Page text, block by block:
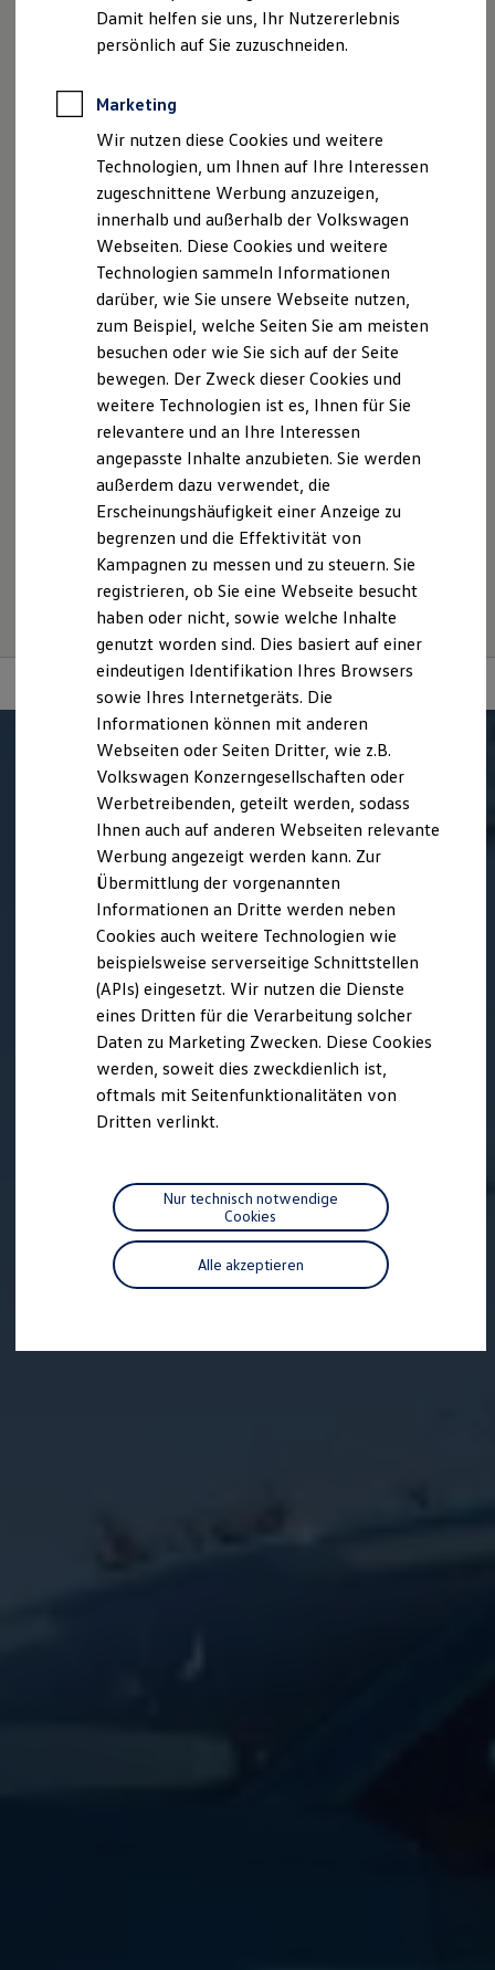
ID. EVERY1
Reichweite
Rekuperation
Laden unterwegs
Laden Zuhause
Ladestationen finden
Ladezeitensimulator
Batterie
Sicherheit
Nachhaltigkeit
Technologie
Kosten und Kauf
Verbrauchskosten
Kaufoptionen
E-Auto-Förderung
Software und Konnektivität
Die ID. Software 6
ID. Software Versionen und Updates
Digitale Extras
Schnittstellen zu Ihrem ID.
Marke und Erlebnis
Volkswagen R und R Experience
R-Modelle
R Experience
Driving Experience
Volkswagen entdecken
Werkbesichtigung
Lifestyle Shop
T-Roc Kollektion
Golf Kollektion
Volkswagen Kollektion
R-Kollektion
GTI Kollektion
Fußball Drop
we drive football
#wedriveproud
Besitzer und Service
myVolkswagen
Software Updates
Service und Ersatzteile
Inspektion und HU/AU
Reparaturen und Checks
Motorenöl und Flüssigkeiten
Räder und Reifen
Pannen- und Unfallhilfe
Economy Service
Volkswagen Teile
Zubehör
Modellspezifisches Zubehör
Individualisieren
Wallbox und Ladekabel
Digitale Extras
Dienste für Ihr Modell finden
Volkswagen Apps, Login und Shop
Handy und Fahrzeug verbinden
Vorgängermodelle
Datenschutzerklärungen
Cookie-Richtlinie
Lizenzhinweise Dritter
Produktsicherheitsinformationen
Disclaimer von Volkswagen AG
Die in dieser Darstellung gezeigten Fahrzeuge und
Ausstattungen können in einzelnen Details vom aktuellen
deutschen Lieferprogramm abweichen. Abgebildet sind
teilweise Sonderausstattungen der Fahrzeuge gegen
Mehrpreis.
Bitte beachten Sie auch unseren Konfigurator für eine
Übersicht der aktuell verfügbaren Modelle und Ausstattungen.
Die angegebenen Verbrauchs- und Emissionswerte beziehen
sich nicht auf ein einzelnes Fahrzeug und sind nicht Bestandteil
des Angebots, sondern dienen allein Vergleichszwecken
zwischen den verschiedenen Fahrzeugtypen.
Zusatzausstattungen und Zubehör(Anbauteile, Reifenformat
usw.) können relevante Fahrzeugparameter, wie
Rollwiderstand und Aerodynamik verändern und neben
Witterungs- und Verkehrsbedingungen sowie dem
individuellen Fahrverhalten den Kraftstoffverbrauch, den
Stromverbrauch, die CO₂-Emissionen und die
Fahrleistungswerte eines Fahrzeugs beeinflussen.
Damit helfen sie uns, Ihr Nutzererlebnis
persönlich auf Sie zuzuschneiden.
Marketing
Wir nutzen diese Cookies und weitere
Technologien, um Ihnen auf Ihre Interessen
zugeschnittene Werbung anzuzeigen,
innerhalb und außerhalb der Volkswagen
Webseiten. Diese Cookies und weitere
Technologien sammeln Informationen
darüber, wie Sie unsere Webseite nutzen,
zum Beispiel, welche Seiten Sie am meisten
besuchen oder wie Sie sich auf der Seite
bewegen. Der Zweck dieser Cookies und
weitere Technologien ist es, Ihnen für Sie
relevantere und an Ihre Interessen
angepasste Inhalte anzubieten. Sie werden
außerdem dazu verwendet, die
Erscheinungshäufigkeit einer Anzeige zu
begrenzen und die Effektivität von
Kampagnen zu messen und zu steuern. Sie
registrieren, ob Sie eine Webseite besucht
haben oder nicht, sowie welche Inhalte
genutzt worden sind. Dies basiert auf einer
eindeutigen Identifikation Ihres Browsers
sowie Ihres Internetgeräts. Die
Informationen können mit anderen
Webseiten oder Seiten Dritter, wie z.B.
Volkswagen Konzerngesellschaften oder
Werbetreibenden, geteilt werden, sodass
Ihnen auch auf anderen Webseiten relevante
Werbung angezeigt werden kann. Zur
Übermittlung der vorgenannten
Informationen an Dritte werden neben
Cookies auch weitere Technologien wie
beispielsweise serverseitige Schnittstellen
(APIs) eingesetzt. Wir nutzen die Dienste
eines Dritten für die Verarbeitung solcher
Daten zu Marketing Zwecken. Diese Cookies
werden, soweit dies zweckdienlich ist,
oftmals mit Seitenfunktionalitäten von
Dritten verlinkt.
Alle akzeptieren
Nur technisch notwendige
Cookies